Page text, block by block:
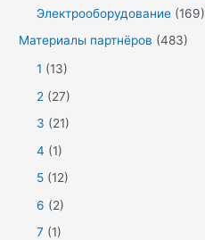
Электрооборудование (169)
Материалы партнёров (483)
1 (13)
2 (27)
3 (21)
4 (1)
5 (12)
6 (2)
7 (1)